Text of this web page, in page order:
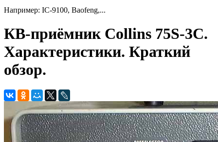
Например: IC-9100, Baofeng,...
КВ-приёмник Collins 75S-3C.
Характеристики. Краткий
обзор.